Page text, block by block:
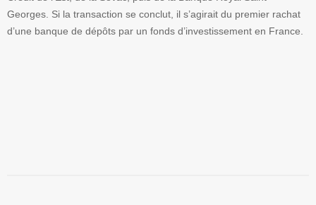
Georges. Si la transaction se conclut, il s’agirait du premier rachat
d’une banque de dépôts par un fonds d’investissement en France.